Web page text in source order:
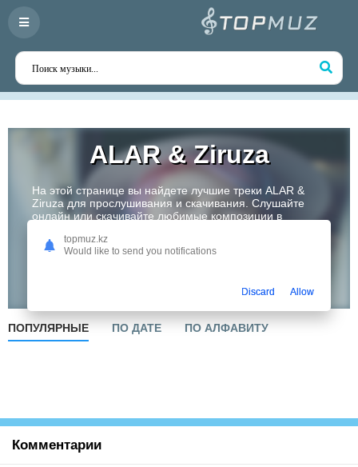
ALAR & Ziruza
На этой странице вы найдете лучшие треки ALAR &
Ziruza для прослушивания и скачивания. Слушайте
онлайн или скачивайте любимые композиции в
одного из самых перспективных артистов Казахстана!
ПОПУЛЯРНЫЕ ПО ДАТЕ ПО АЛФАВИТУ
Комментарии
topmuz.kz
Would like to send you notifications
Discard Allow